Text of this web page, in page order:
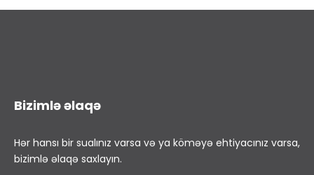
Bizimlə əlaqə
Hər hansı bir sualınız varsa və ya köməyə ehtiyacınız varsa,
bizimlə əlaqə saxlayın.